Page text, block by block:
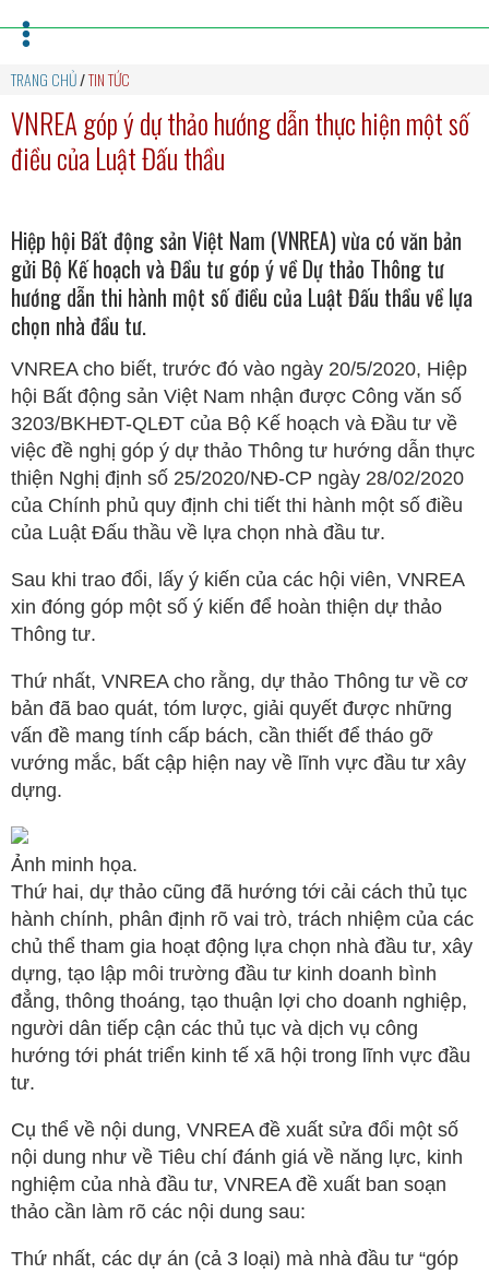
TRANG CHỦ/TIN TỨC
VNREA góp ý dự thảo hướng dẫn thực hiện một số
điều của Luật Đấu thầu
Hiệp hội Bất động sản Việt Nam (VNREA) vừa có văn bản
gửi Bộ Kế hoạch và Đầu tư góp ý về Dự thảo Thông tư
hướng dẫn thi hành một số điều của Luật Đấu thầu về lựa
chọn nhà đầu tư.
VNREA cho biết, trước đó vào ngày 20/5/2020, Hiệp
hội Bất động sản Việt Nam nhận được Công văn số
3203/BKHĐT-QLĐT của Bộ Kế hoạch và Đầu tư về
việc đề nghị góp ý dự thảo Thông tư hướng dẫn thực
thiện Nghị định số 25/2020/NĐ-CP ngày 28/02/2020
của Chính phủ quy định chi tiết thi hành một số điều
của Luật Đấu thầu về lựa chọn nhà đầu tư.
Sau khi trao đổi, lấy ý kiến của các hội viên, VNREA
xin đóng góp một số ý kiến để hoàn thiện dự thảo
Thông tư.
Thứ nhất, VNREA cho rằng, dự thảo Thông tư về cơ
bản đã bao quát, tóm lược, giải quyết được những
vấn đề mang tính cấp bách, cần thiết để tháo gỡ
vướng mắc, bất cập hiện nay về lĩnh vực đầu tư xây
dựng.
Ảnh minh họa.
Thứ hai, dự thảo cũng đã hướng tới cải cách thủ tục
hành chính, phân định rõ vai trò, trách nhiệm của các
chủ thể tham gia hoạt động lựa chọn nhà đầu tư, xây
dựng, tạo lập môi trường đầu tư kinh doanh bình
đẳng, thông thoáng, tạo thuận lợi cho doanh nghiệp,
người dân tiếp cận các thủ tục và dịch vụ công
hướng tới phát triển kinh tế xã hội trong lĩnh vực đầu
tư.
Cụ thể về nội dung, VNREA đề xuất sửa đổi một số
nội dung như về Tiêu chí đánh giá về năng lực, kinh
nghiệm của nhà đầu tư, VNREA đề xuất ban soạn
thảo cần làm rõ các nội dung sau:
Thứ nhất, các dự án (cả 3 loại) mà nhà đầu tư “góp